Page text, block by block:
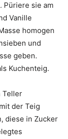
Püriere sie am
Vanille
homogen
und
geben.
Kuchenteig.
Teller
der Teig
diese in Zucker